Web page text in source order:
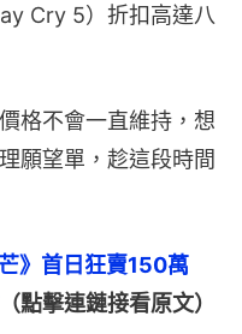
Cry 5）折扣高達八
格不會一直維持，想
願望單，趁這段時間
》首日狂賣150萬
（點擊連鏈接看原文）